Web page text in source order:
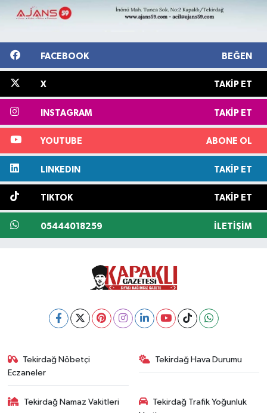
FACEBOOK BEĞEN
X TAKIP ET
INSTAGRAM TAKIP ET
YOUTUBE ABONE OL
LINKEDIN TAKIP ET
TIKTOK TAKIP ET
05444018259 İLETIŞIM
Tekirdağ Nöbetçi
Eczaneler
Tekirdağ Hava Durumu
Tekirdağ Namaz Vakitleri
Tekirdağ Trafik Yoğunluk